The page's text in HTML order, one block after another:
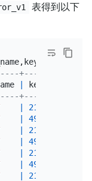
表得到以下
+----------
| key_data
+----------
| 21829216
| 49931672
| 21829217
| 49931673
| 21829218
| 49931674
| 21829219